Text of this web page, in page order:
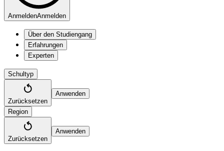
AnmeldenAnmelden
Über den Studiengang
Erfahrungen
Experten
Schultyp
Zurücksetzen
Anwenden
Region
Zurücksetzen
Anwenden